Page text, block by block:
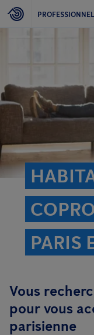
PARIS
Vous
pour vous
parisienne